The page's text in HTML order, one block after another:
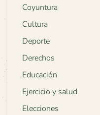
Coyuntura
Cultura
Deporte
Derechos
Educación
Ejercicio y salud
Elecciones